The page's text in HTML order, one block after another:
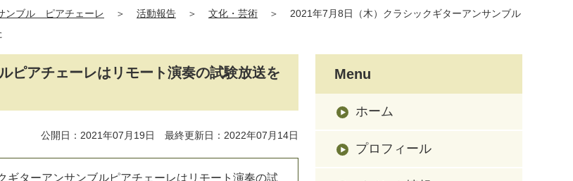
ンブル ピアチェーレ ＞ 活動報告 ＞ 文化・芸術 ＞
2021年7月8日（木）クラシックギターアンサンブル
ピアチェーレはリモート演奏の試験放送を
公開日：2021年07月19日 最終更新日：2022年07月14日
ギターアンサンブルピアチェーレはリモート演奏の試
Menu
ホーム
プロフィール